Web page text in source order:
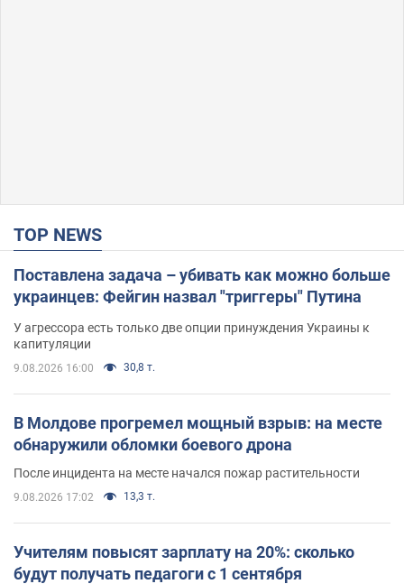
TOP NEWS
Поставлена задача – убивать как можно больше
украинцев: Фейгин назвал "триггеры" Путина
У агрессора есть только две опции принуждения Украины к
капитуляции
9.08.2026 16:00 30,8 т.
В Молдове прогремел мощный взрыв: на месте
обнаружили обломки боевого дрона
После инцидента на месте начался пожар растительности
9.08.2026 17:02 13,3 т.
Учителям повысят зарплату на 20%: сколько
будут получать педагоги с 1 сентября